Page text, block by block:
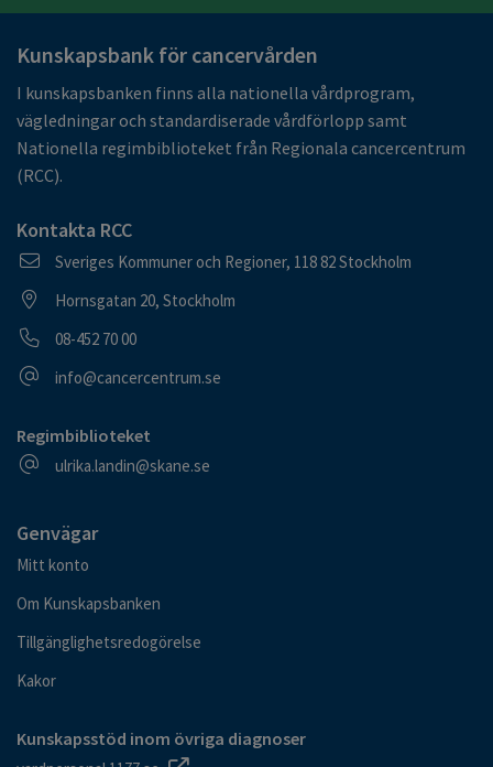
Kunskapsbank för cancervården
I kunskapsbanken finns alla nationella vårdprogram,
vägledningar och standardiserade vårdförlopp samt
Nationella regimbiblioteket från Regionala cancercentrum
(RCC).
Kontakta RCC
Postadress
Sveriges Kommuner och Regioner, 118 82 Stockholm
Besöksadress
Hornsgatan 20, Stockholm
Telefonnummer
08-452 70 00
E-postadress
info@cancercentrum.se
Regimbiblioteket
E-postadress
ulrika.landin@skane.se
Genvägar
Mitt konto
Om Kunskapsbanken
Tillgänglighetsredogörelse
Kakor
Kunskapsstöd inom övriga diagnoser